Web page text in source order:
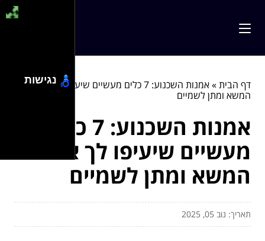
דף הבית»
אמנות השכנוע: 7 כלים מעשיים שיעיפו לך את
המשא ומתן לשמיים
אמנות השכנוע: 7 כלים
מעשיים שיעיפו לך את
המשא ומתן לשמיים
תאריך: נוב 05, 2025
נגישות